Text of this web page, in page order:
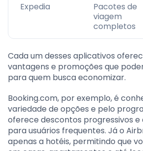
Expedia
Pacotes de
viagem
completos
Cada um desses aplicativos
vantagens e promoções que
para quem busca economizar.
Booking.com, por exemplo, é
variedade de opções e pelo
oferece descontos progressivos
para usuários frequentes. Já o
apenas a hotéis, permitindo que